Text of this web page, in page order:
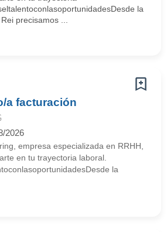
la
precisamos ...
a facturación
2026
empresa especializada en RRHH,
en tu trayectoria laboral.
la